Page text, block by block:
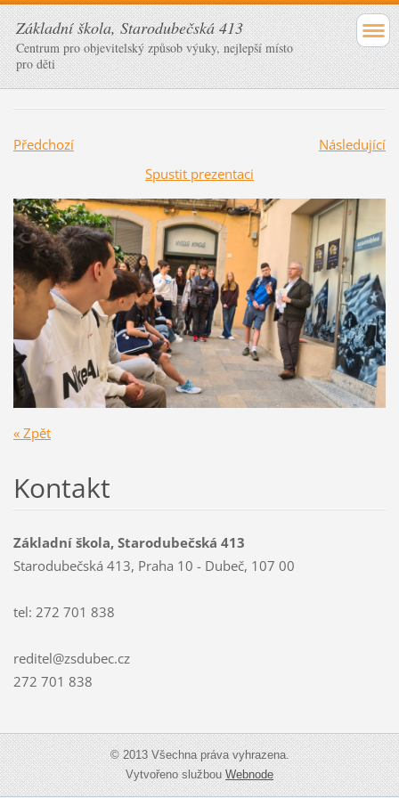
Základní škola, Starodubečská 413
Centrum pro objevitelský způsob výuky, nejlepší místo
pro děti
Předchozí
Následující
Spustit prezentaci
« Zpět
Kontakt
Základní škola, Starodubečská 413
Starodubečská 413, Praha 10 - Dubeč, 107 00
tel: 272 701 838
reditel@zsdubec.cz
272 701 838
© 2013 Všechna práva vyhrazena.
Vytvořeno službouWebnode